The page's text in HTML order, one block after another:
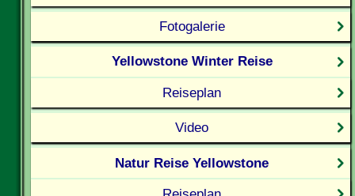
Fotogalerie
Yellowstone Winter Reise
Reiseplan
Video
Natur Reise Yellowstone